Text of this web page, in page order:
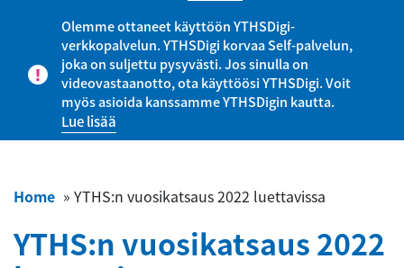
Olemme ottaneet käyttöön YTHSDigi-
verkkopalvelun. YTHSDigi korvaa Self-palvelun,
joka on suljettu pysyvästi. Jos sinulla on
videovastaanotto, ota käyttöösi YTHSDigi. Voit
myös asioida kanssamme YTHSDigin kautta.
Lue lisää
Home » YTHS:n vuosikatsaus 2022 luettavissa
YTHS:n vuosikatsaus 2022